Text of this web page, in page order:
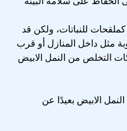
للنباتات، ولكن قد
مثل داخل المنازل أو قرب
التخلص من النمل الابيض
الابيض بعيدًا عن